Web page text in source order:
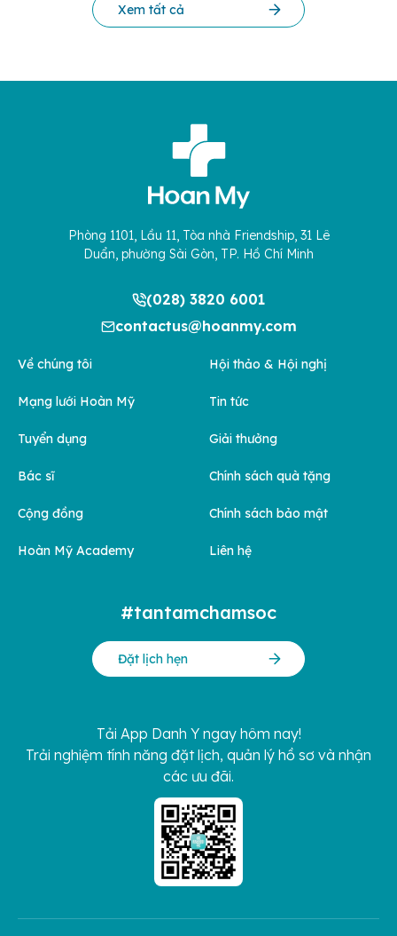
Xem tất cả
Phòng 1101, Lầu 11, Tòa nhà Friendship, 31 Lê
Duẩn, phường Sài Gòn, TP. Hồ Chí Minh
(028) 3820 6001
contactus@hoanmy.com
Về chúng tôi
Mạng lưới Hoàn Mỹ
Tuyển dụng
Bác sĩ
Cộng đồng
Hoàn Mỹ Academy
Hội thảo & Hội nghị
Tin tức
Giải thưởng
Chính sách quà tặng
Chính sách bảo mật
Liên hệ
#tantamchamsoc
Đặt lịch hẹn
Tải App Danh Y ngay hôm nay!
Trải nghiệm tính năng đặt lịch, quản lý hồ sơ và nhận
các ưu đãi.